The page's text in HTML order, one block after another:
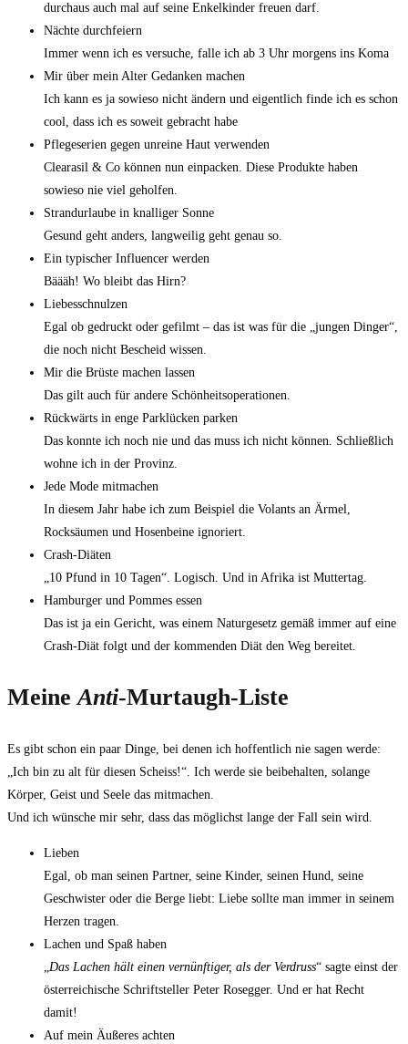
durchaus auch mal auf seine Enkelkinder freuen darf.
Nächte durchfeiern
Immer wenn ich es versuche, falle ich ab 3 Uhr morgens ins Koma
Mir über mein Alter Gedanken machen
Ich kann es ja sowieso nicht ändern und eigentlich finde ich es schon
cool, dass ich es soweit gebracht habe
Pflegeserien gegen unreine Haut verwenden
Clearasil & Co können nun einpacken. Diese Produkte haben
sowieso nie viel geholfen.
Strandurlaube in knalliger Sonne
Gesund geht anders, langweilig geht genau so.
Ein typischer Influencer werden
Bäääh! Wo bleibt das Hirn?
Liebesschnulzen
Egal ob gedruckt oder gefilmt – das ist was für die „jungen Dinger“,
die noch nicht Bescheid wissen.
Mir die Brüste machen lassen
Das gilt auch für andere Schönheitsoperationen.
Rückwärts in enge Parklücken parken
Das konnte ich noch nie und das muss ich nicht können. Schließlich
wohne ich in der Provinz.
Jede Mode mitmachen
In diesem Jahr habe ich zum Beispiel die Volants an Ärmel,
Rocksäumen und Hosenbeine ignoriert.
Crash-Diäten
„10 Pfund in 10 Tagen“. Logisch. Und in Afrika ist Muttertag.
Hamburger und Pommes essen
Das ist ja ein Gericht, was einem Naturgesetz gemäß immer auf eine
Crash-Diät folgt und der kommenden Diät den Weg bereitet.
MeineAnti-Murtaugh-Liste
Es gibt schon ein paar Dinge, bei denen ich hoffentlich nie sagen werde:
„Ich bin zu alt für diesen Scheiss!“. Ich werde sie beibehalten, solange
Körper, Geist und Seele das mitmachen.
Und ich wünsche mir sehr, dass das möglichst lange der Fall sein wird.
Lieben
Egal, ob man seinen Partner, seine Kinder, seinen Hund, seine
Geschwister oder die Berge liebt: Liebe sollte man immer in seinem
Herzen tragen.
Lachen und Spaß haben
„Das Lachen hält einen vernünftiger, als der Verdruss“ sagte einst der
österreichische Schriftsteller Peter Rosegger. Und er hat Recht
damit!
Auf mein Äußeres achten